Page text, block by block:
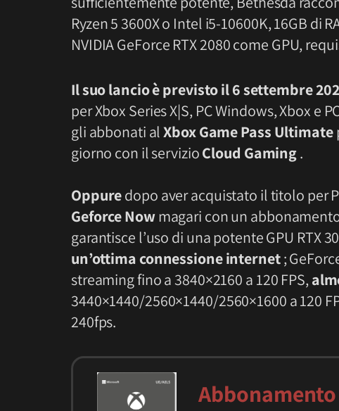
Ryzen 5 3600X o Intel i5-10600K, 16GB di
NVIDIA GeForce RTX 2080 come GPU,
Il suo lancio è previsto il 6 settembre
per Xbox Series X|S, PC Windows, Xbox e
gli abbonati alXboxGame Pass Ultimate
giorno con il servizioCloud Gaming.
Oppuredopo aver acquistato il titolo per
Geforce Nowmagari con un
garantisce l’uso di una potente GPU RTX
un’ottima connessione internet;
streaming fino a 3840×2160 a 120 FPS,
3440×1440/2560×1440/2560×1600 a 120
240fps.